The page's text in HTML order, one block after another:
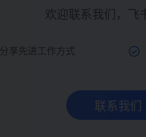
欢迎联系我们，飞
分享先进工作方式
联系我们